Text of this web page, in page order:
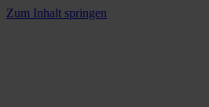
Zum Inhalt springen